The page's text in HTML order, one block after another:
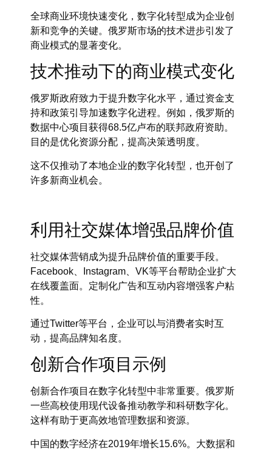
全球商业环境快速变化，数字化转型成为企业创
新和竞争的关键。俄罗斯市场的技术进步引发了
商业模式的显著变化。
技术推动下的商业模式变化
俄罗斯政府致力于提升数字化水平，通过资金支
持和政策引导加速数字化进程。例如，俄罗斯的
数据中心项目获得68.5亿卢布的联邦政府资助。
目的是优化资源分配，提高决策透明度。
这不仅推动了本地企业的数字化转型，也开创了
许多新商业机会。
利用社交媒体增强品牌价值
社交媒体营销成为提升品牌价值的重要手段。
Facebook、Instagram、VK等平台帮助企业扩大
在线覆盖面。定制化广告和互动内容增强客户粘
性。
通过Twitter等平台，企业可以与消费者实时互
动，提高品牌知名度。
创新合作项目示例
创新合作项目在数字化转型中非常重要。俄罗斯
一些高校使用现代设备推动教学和科研数字化。
这样有助于更高效地管理数据和资源。
中国的数字经济在2019年增长15.6%。大数据和